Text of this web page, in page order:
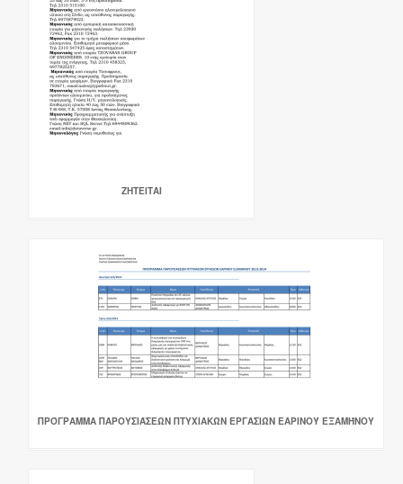
ΖΗΤΕΙΤΑΙ
ΠΡΌΓΡΑΜΜΑ ΠΑΡΟΥΣΙΆΣΕΩΝ ΠΤΥΧΙΑΚΏΝ ΕΡΓΑΣΙΏΝ ΕΑΡΙΝΟΎ ΕΞΑΜΉΝΟΥ